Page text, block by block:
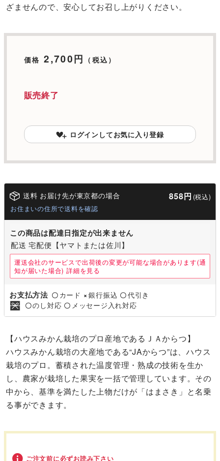
ざませんので、安心してお召し上がりください。
価格 2,700円 （税込）
販売終了
ログインしてお気に入り登録
送料 お届け先が東京都の場合 858円 (税込)
お住まいの住所で送料を確認
この商品は配達日指定が出来ません
配送 宅配便【ヤマトまたは佐川】
運送会社のサービスで出荷後の変更が可能な場合があります(通
知が届いた場合) 詳細を見る
お支払方法 〇 カード × 銀行振込 〇代引き
〇のし対応 〇 メッセージ入れ対応
【ハウスみかん栽培のプロ産地であるＪＡからつ】
ハウスみかん栽培の大産地である“JAからつ”は、ハウス
栽培のプロ。蓄積された温度管理・熟成の技術を生か
し、農家が栽培した果実を一括で管理しています。その
中から、基準を満たした上物だけが「はまさき」と名乗
る事ができます。
ご注文前に必ずお読み下さい